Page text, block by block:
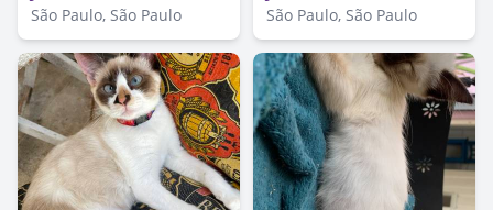
São Paulo, São Paulo São Paulo, São Paulo